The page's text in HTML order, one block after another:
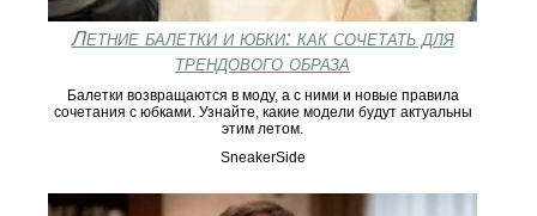
Летние балетки и юбки: как сочетать для
трендового образа
Балетки возвращаются в моду, а с ними и новые правила
сочетания с юбками. Узнайте, какие модели будут актуальны
этим летом.
SneakerSide